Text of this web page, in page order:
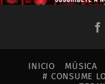
INICIO MÚSICA
# CONSUME